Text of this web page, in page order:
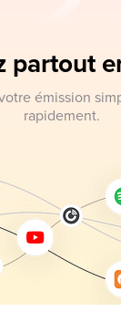
partout
émission
rapidement.